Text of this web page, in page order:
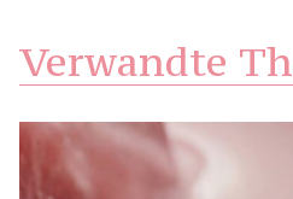
Verwandte